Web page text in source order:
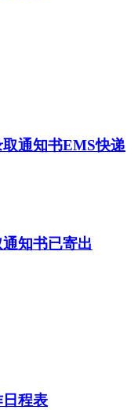
通知书EMS快递
知书已寄出
程表